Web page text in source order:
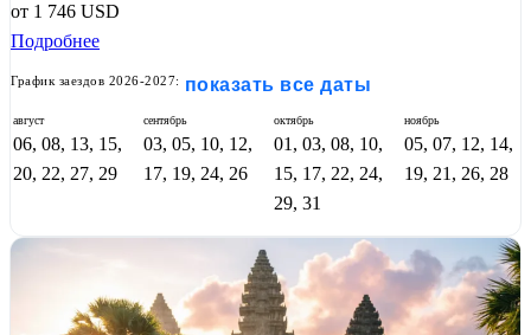
от 1 746 USD
Подробнее
График заездов 2026-2027: показать все даты
август
06, 08, 13, 15,
20, 22, 27, 29
сентябрь
03, 05, 10, 12,
17, 19, 24, 26
октябрь
01, 03, 08, 10,
15, 17, 22, 24,
29, 31
ноябрь
05, 07, 12, 14,
19, 21, 26, 28